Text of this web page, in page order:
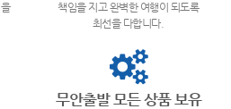
책임을 지고 완벽한 여행이 되도록
최선을 다합니다.
무안출발 모든 상품 보유